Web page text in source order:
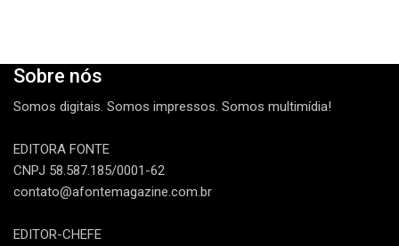
Sobre nós
Somos digitais. Somos impressos. Somos multimídia!
EDITORA FONTE
CNPJ 58.587.185/0001-62
contato@afontemagazine.com.br
EDITOR-CHEFE